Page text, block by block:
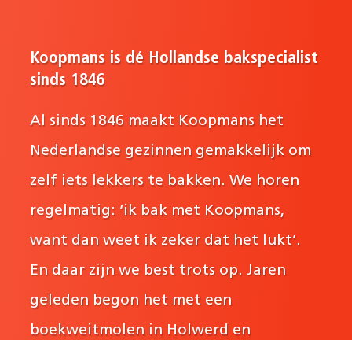
Koopmans is dé Hollandse bakspecialist
sinds 1846
Al sinds 1846 maakt Koopmans het
Nederlandse gezinnen gemakkelijk om
zelf iets lekkers te bakken. We horen
regelmatig: ‘ik bak met Koopmans,
want dan weet ik zeker dat het lukt’.
En daar zijn we best trots op. Jaren
geleden begon het met een
boekweitmolen in Holwerd en